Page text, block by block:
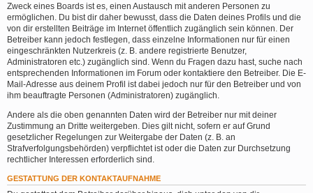
Zweck eines Boards ist es, einen Austausch mit anderen Personen zu
ermöglichen. Du bist dir daher bewusst, dass die Daten deines Profils und die
von dir erstellten Beiträge im Internet öffentlich zugänglich sein können. Der
Betreiber kann jedoch festlegen, dass einzelne Informationen nur für einen
eingeschränkten Nutzerkreis (z. B. andere registrierte Benutzer,
Administratoren etc.) zugänglich sind. Wenn du Fragen dazu hast, suche nach
entsprechenden Informationen im Forum oder kontaktiere den Betreiber. Die E-
Mail-Adresse aus deinem Profil ist dabei jedoch nur für den Betreiber und von
ihm beauftragte Personen (Administratoren) zugänglich.
Andere als die oben genannten Daten wird der Betreiber nur mit deiner
Zustimmung an Dritte weitergeben. Dies gilt nicht, sofern er auf Grund
gesetzlicher Regelungen zur Weitergabe der Daten (z. B. an
Strafverfolgungsbehörden) verpflichtet ist oder die Daten zur Durchsetzung
rechtlicher Interessen erforderlich sind.
GESTATTUNG DER KONTAKTAUFNAHME